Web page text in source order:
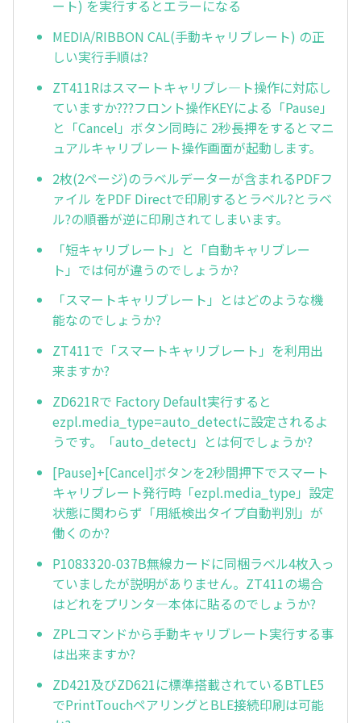
ート) を実行するとエラーになる
MEDIA/RIBBON CAL(手動キャリブレート) の正
しい実行手順は?
ZT411Rはスマートキャリブレ—ト操作に対応し
ていますか???フロント操作KEYによる「Pause」
と「Cancel」ボタン同時に 2秒長押をするとマニ
ュアルキャリブレート操作画面が起動します。
2枚(2ページ)のラベルデーターが含まれるPDFフ
ァイル をPDF Directで印刷するとラベル?とラベ
ル?の順番が逆に印刷されてしまいます。
「短キャリブレート」と「自動キャリブレー
ト」では何が違うのでしょうか?
「スマートキャリブレート」とはどのような機
能なのでしょうか?
ZT411で「スマートキャリブレート」を利用出
来ますか?
ZD621Rで Factory Default実行すると
ezpl.media_type=auto_detectに設定されるよ
うです。「auto_detect」とは何でしょうか?
[Pause]+[Cancel]ボタンを2秒間押下でスマート
キャリブレート発行時「ezpl.media_type」設定
状態に関わらず「用紙検出タイプ自動判別」が
働くのか?
P1083320-037B無線カードに同梱ラベル4枚入っ
ていましたが説明がありません。ZT411の場合
はどれをプリンタ—本体に貼るのでしょうか?
ZPLコマンドから手動キャリブレート実行する事
は出来ますか?
ZD421及びZD621に標準搭載されているBTLE5
でPrintTouchペアリングとBLE接続印刷は可能